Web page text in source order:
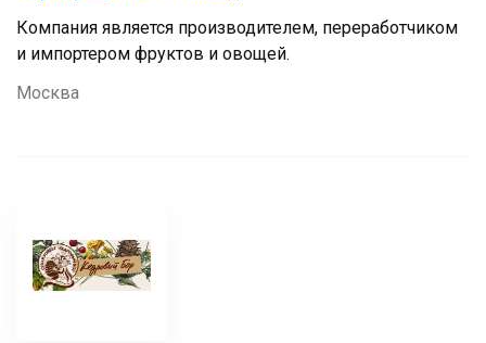
Компания является производителем, переработчиком
и импортером фруктов и овощей.
Москва